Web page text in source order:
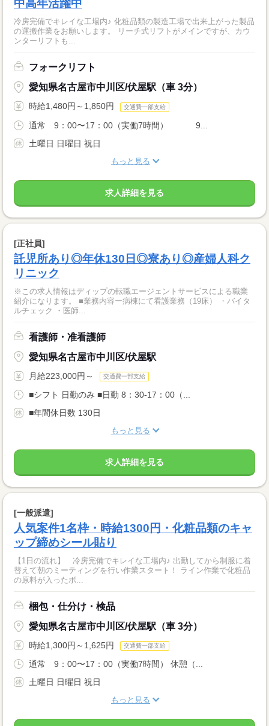
中高年活躍中
冷房完備でキレイな工場内♪ 化粧品類の製造工場で出来上がった製品
の運搬作業をお願いします。 リーチ式リフトがメインですが、カウ
ンターリフトも...
フォークリフト
愛知県名古屋市中川区/伏屋駅（車 3分）
時給1,480円～1,850円 交通費一部支給
通常 9：00〜17：00（実働7時間） 9...
土曜日 日曜日 祝日
もっと見る
求人詳細を見る
[正社員]
託児所あり◎年休130日◎寮あり◎産婦人科ク
リニック
※この求人情報はディップの転職エージェントサービスによる職業
紹介になります。 ■業務内容ー病棟にて看護業務（19床） ・バイタ
ルチェック ・医師...
看護師・准看護師
愛知県名古屋市中川区/伏屋駅
月給223,000円～ 交通費一部支給
■シフト 日勤のみ ■日勤 8：30-17：00（...
■年間休日数 130日
もっと見る
求人詳細を見る
[一般派遣]
人気案件1名枠・時給1300円・化粧品類のキャ
ップ締めシール貼り
【1日の流れ】 冷房完備でキレイな工場内♪ 出勤してから制服に着
替えて朝のミーティングを行い作業スタート！ ライン作業で化粧品
の原料が入ったボ...
梱包・仕分け・検品
愛知県名古屋市中川区/伏屋駅（車 3分）
時給1,300円～1,625円 交通費一部支給
通常 9：00〜17：00（実働7時間） 休憩（...
土曜日 日曜日 祝日
もっと見る